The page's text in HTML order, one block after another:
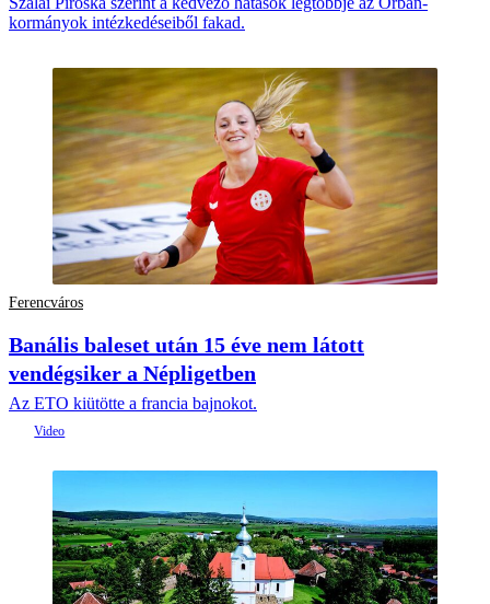
kormányok intézkedéseiből fakad.
Ferencváros
Banális baleset után 15 éve nem látott
vendégsiker a Népligetben
Az ETO kiütötte a francia bajnokot.